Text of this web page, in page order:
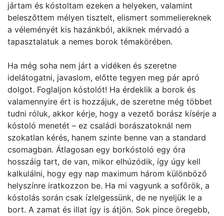
jártam és kóstoltam ezeken a helyeken, valamint
beleszőttem mélyen tisztelt, elismert sommeliereknek
a véleményét kis hazánkból, akiknek mérvadó a
tapasztalatuk a nemes borok témakörében.
Ha még soha nem járt a vidéken és szeretne
idelátogatni, javaslom, előtte tegyen meg pár apró
dolgot. Foglaljon kóstolót! Ha érdeklik a borok és
valamennyire ért is hozzájuk, de szeretne még többet
tudni róluk, akkor kérje, hogy a vezető borász kísérje a
kóstoló menetét – ez családi borászatoknál nem
szokatlan kérés, hanem szinte benne van a standard
csomagban. Átlagosan egy borkóstoló egy óra
hosszáig tart, de van, mikor elhúzódik, így úgy kell
kalkulálni, hogy egy nap maximum három különböző
helyszínre iratkozzon be. Ha mi vagyunk a sofőrök, a
kóstolás során csak ízlelgessünk, de ne nyeljük le a
bort. A zamat és illat így is átjön. Sok pince öregebb,